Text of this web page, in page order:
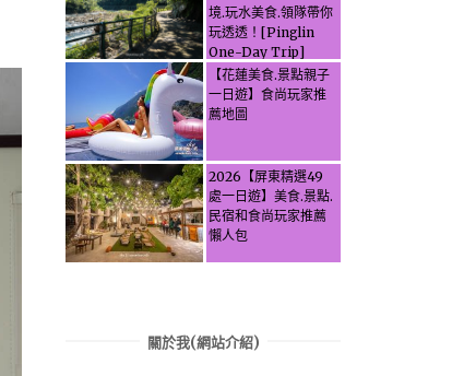
境.玩水美食.領隊帶你
玩透透！[Pinglin
One-Day Trip]
How to explore
Pinglin, New
Taipei? Tea Village
Let the guide take
you through it all!
【花蓮美食.景點親子
一日遊】食尚玩家推
薦地圖
2026【屏東精選49
處一日遊】美食.景點.
民宿和食尚玩家推薦
懶人包
關於我(網站介紹)